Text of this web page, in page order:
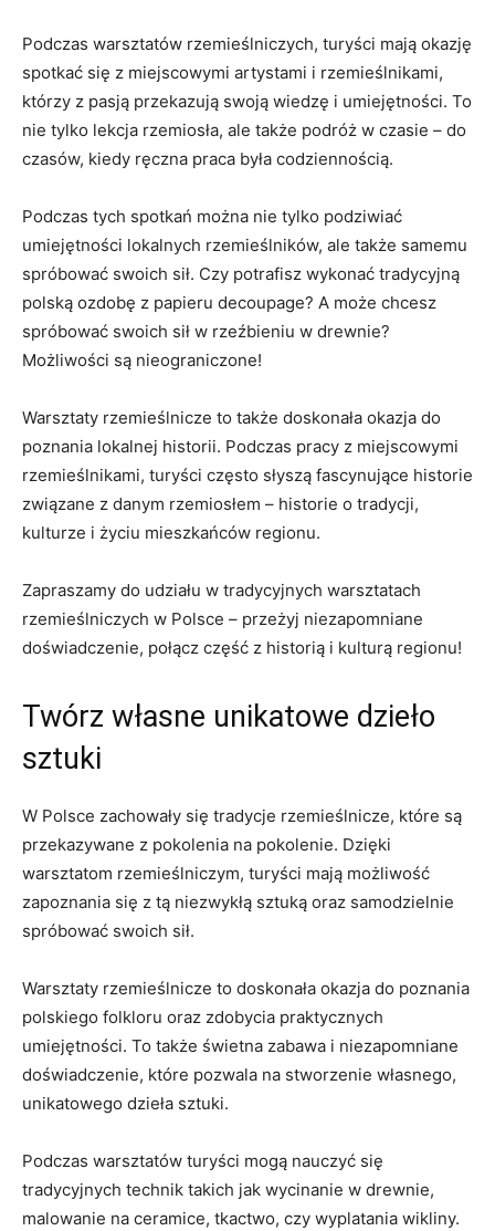
Podczas warsztatów rzemieślniczych, turyści mają⁢ okazję
spotkać się ‍z miejscowymi artystami i ⁤rzemieślnikami,
którzy z ⁣pasją przekazują swoją wiedzę i umiejętności.‌ To
nie‍ tylko ‍lekcja rzemiosła, ale także podróż w czasie⁤ – do
czasów, kiedy‌ ręczna⁣ praca była codziennością.
Podczas tych spotkań⁤ można nie tylko podziwiać
umiejętności lokalnych rzemieślników, ale także samemu
spróbować swoich sił. Czy potrafisz wykonać tradycyjną⁣
polską ozdobę⁢ z ⁢papieru decoupage? ‌A może chcesz
spróbować swoich sił w rzeźbieniu ⁣w drewnie?
Możliwości są nieograniczone!
Warsztaty rzemieślnicze to także ⁣doskonała okazja do
poznania lokalnej historii. Podczas⁢ pracy z miejscowymi⁤
rzemieślnikami, turyści często słyszą fascynujące historie
‍związane​ z danym rzemiosłem – historie o tradycji,
kulturze i życiu mieszkańców regionu.
Zapraszamy‍ do udziału w tradycyjnych warsztatach
rzemieślniczych w Polsce – przeżyj niezapomniane
doświadczenie, połącz część z historią i kulturą regionu!
Twórz własne unikatowe dzieło
sztuki
W Polsce zachowały się tradycje rzemieślnicze, które są
przekazywane z pokolenia na pokolenie. Dzięki
warsztatom⁣ rzemieślniczym, turyści ⁣mają możliwość
zapoznania się z tą niezwykłą ⁢sztuką oraz ⁣samodzielnie
spróbować ⁢swoich sił.
Warsztaty rzemieślnicze to doskonała okazja‌ do ‍poznania
polskiego folkloru oraz⁢ zdobycia praktycznych
umiejętności. To także świetna zabawa i niezapomniane⁣
doświadczenie, które pozwala na stworzenie własnego,
‍unikatowego dzieła sztuki.
Podczas warsztatów turyści mogą nauczyć się
tradycyjnych technik takich jak ​wycinanie w drewnie,
‌malowanie na ceramice, tkactwo, ‌czy wyplatania wikliny.